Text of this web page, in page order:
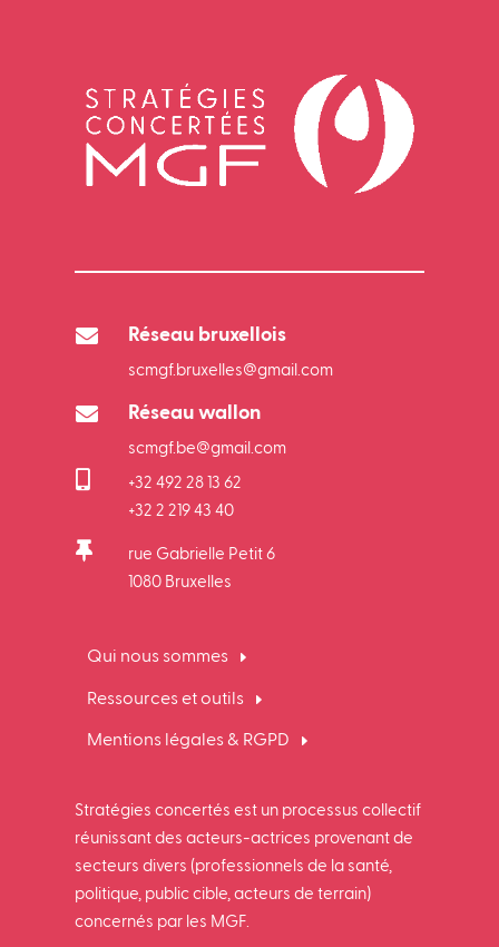
 Réseau bruxellois
scmgf.bruxelles@gmail.com
 Réseau wallon
scmgf.be@gmail.com

+32 492 28 13 62
+32 2 219 43 40

rue Gabrielle Petit 6
1080 Bruxelles
Qui nous sommes
Ressources et outils
Mentions légales & RGPD
Stratégies concertés est un processus collectif
réunissant des acteurs-actrices provenant de
secteurs divers (professionnels de la santé,
politique, public cible, acteurs de terrain)
concernés par les MGF.